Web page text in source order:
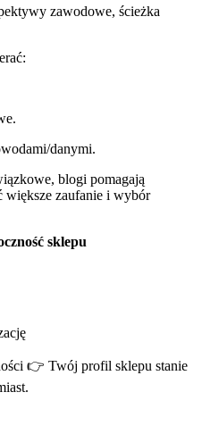
zawodowe, ścieżka
danymi.
blogi pomagają
większe zaufanie i wybór
sklepu
👉 Twój profil sklepu stanie